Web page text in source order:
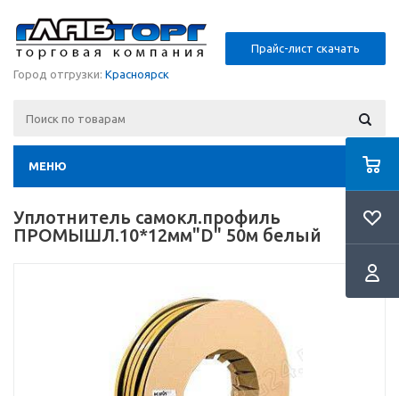
Прайс-лист скачать
Город отгрузки: Красноярск
МЕНЮ
Уплотнитель самокл.профиль
ПРОМЫШЛ.10*12мм"D" 50м белый